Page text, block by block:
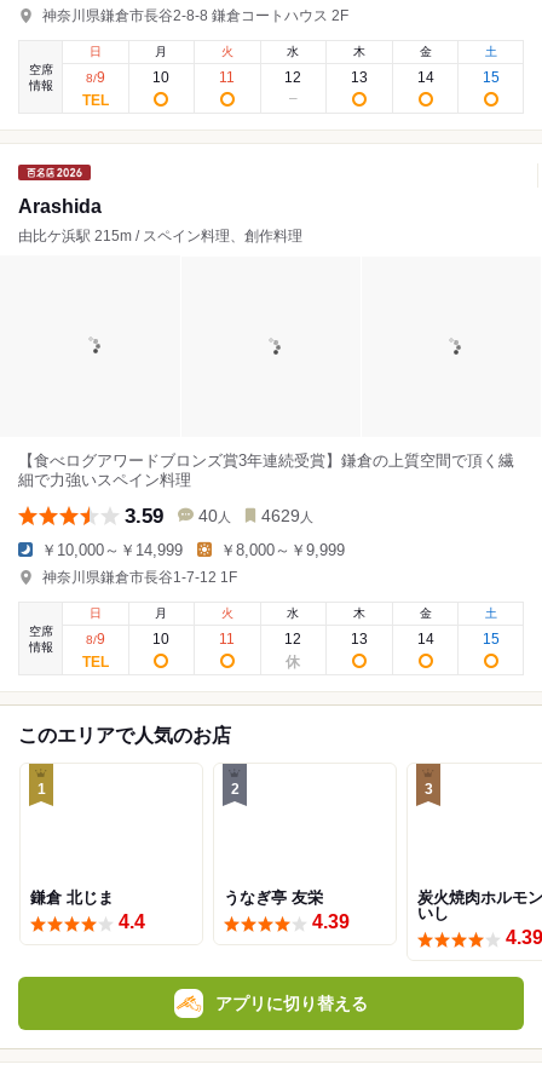
神奈川県鎌倉市長谷2-8-8 鎌倉コートハウス 2F
空席
情報
日
8/9
月
10
火
11
水
12
木
13
金
14
土
15
Arashida
由比ケ浜駅 215m / スペイン料理、創作料理
【食べログアワードブロンズ賞3年連続受賞】鎌倉の上質空間で頂く繊
細で力強いスペイン料理
3.59 40 人 4629 人
￥10,000～￥14,999 ￥8,000～￥9,999
神奈川県鎌倉市長谷1-7-12 1F
空席
情報
日
8/9
月
10
火
11
水
12
木
13
金
14
土
15
このエリアで人気のお店
1
鎌倉 北じま
4.4
2
うなぎ亭 友栄
4.39
3
炭火焼肉ホルモ
いし
4.39
アプリに切り替える